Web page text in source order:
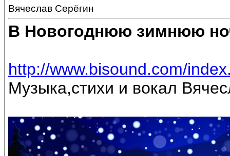
Вячеслав Серёгин
В Новогоднюю зимнюю
http://www.bisound.com/
Музыка,стихи и вокал